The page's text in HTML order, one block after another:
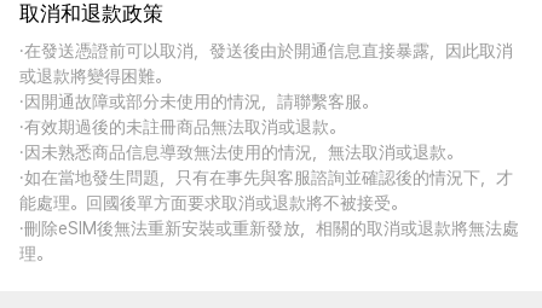
取消和退款政策
·在發送憑證前可以取消，發送後由於開通信息直接暴露，因此取消
或退款將變得困難。
·因開通故障或部分未使用的情況，請聯繫客服。
·有效期過後的未註冊商品無法取消或退款。
·因未熟悉商品信息導致無法使用的情況，無法取消或退款。
·如在當地發生問題，只有在事先與客服諮詢並確認後的情況下，才
能處理。回國後單方面要求取消或退款將不被接受。
·刪除eSIM後無法重新安裝或重新發放，相關的取消或退款將無法處
理。